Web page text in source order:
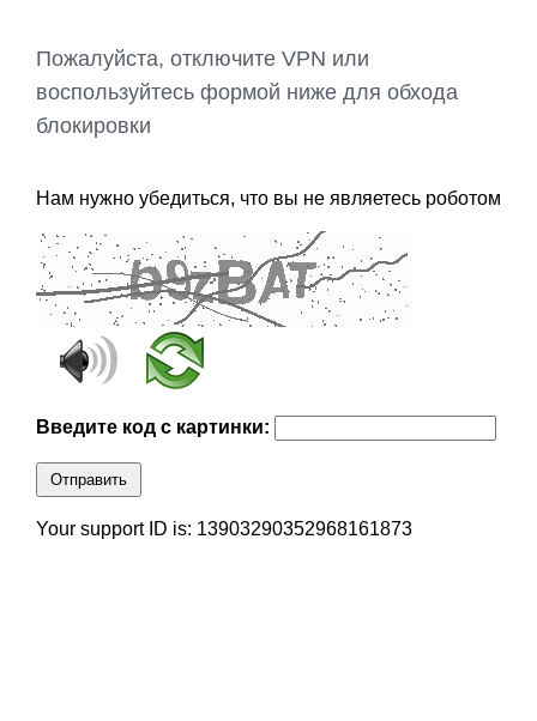
Пожалуйста, отключите VPN или
воспользуйтесь формой ниже для обхода
блокировки
Нам нужно убедиться, что вы не являетесь роботом
Введите код с картинки:
Отправить
Your support ID is: 13903290352968161873